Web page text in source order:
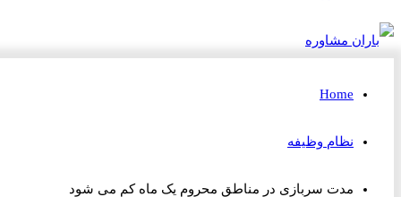
Home
نظام وظیفه
مدت سربازی در مناطق محروم یک ماه کم می شود